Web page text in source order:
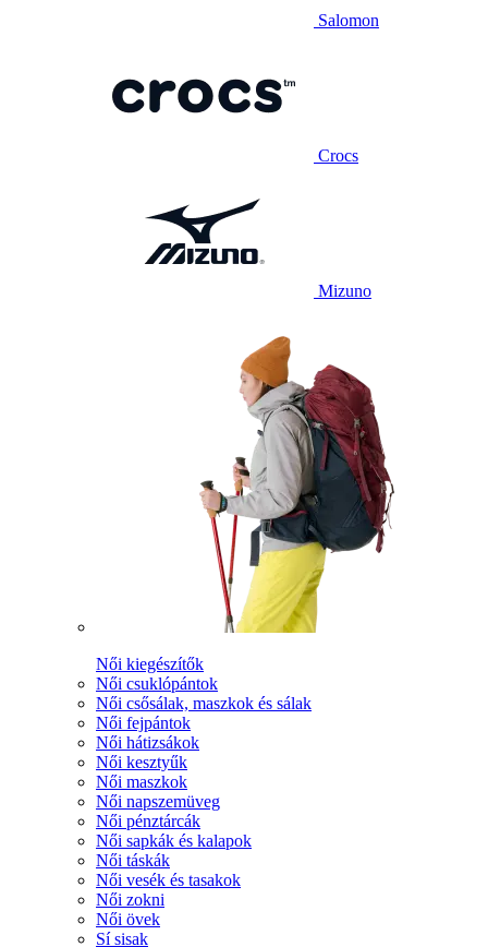
Salomon
Crocs
Mizuno
Női kiegészítők
Női csuklópántok
Női csősálak, maszkok és sálak
Női fejpántok
Női hátizsákok
Női kesztyűk
Női maszkok
Női napszemüveg
Női pénztárcák
Női sapkák és kalapok
Női táskák
Női vesék és tasakok
Női zokni
Női övek
Sí sisak